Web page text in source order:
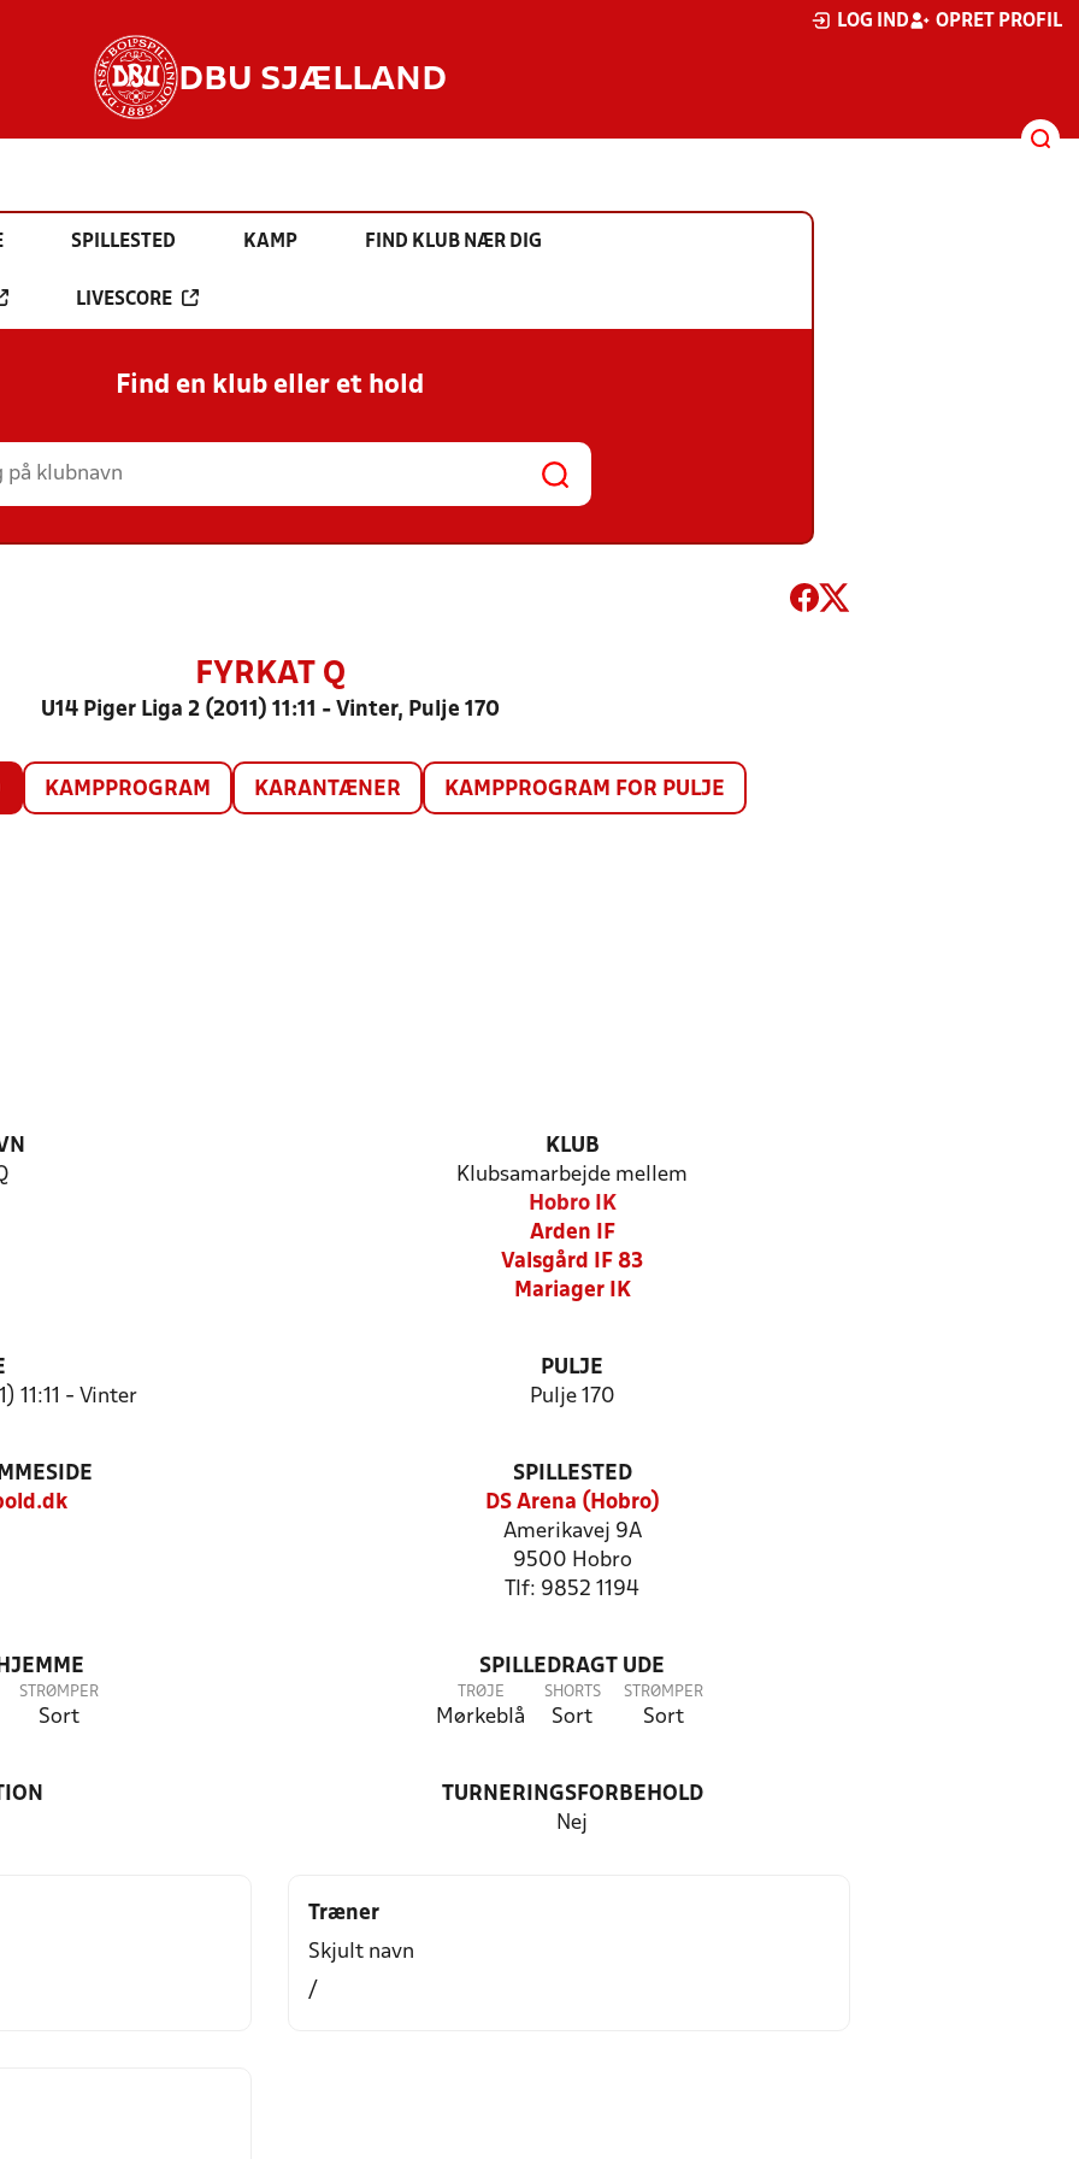
LOG IND OPRET PROFIL
DBU SJÆLLAND
SPILLESTED KAMP FIND KLUB NÆR DIG
LIVESCORE
Find en klub eller et hold
FYRKAT Q
U14 Piger Liga 2 (2011) 11:11 - Vinter, Pulje 170
KAMPPROGRAM KARANTÆNER KAMPPROGRAM FOR PULJE
KLUB
Klubsamarbejde mellem
Hobro IK
Arden IF
Valsgård IF 83
Mariager IK
11:11 - Vinter
PULJE
Pulje 170
SPILLESTED
DS Arena (Hobro)
Amerikavej 9A
9500 Hobro
Tlf: 9852 1194
STRØMPER
Sort
SPILLEDRAGT UDE
TRØJE
Mørkeblå
SHORTS
Sort
STRØMPER
Sort
TURNERINGSFORBEHOLD
Nej
Træner
Skjult navn
/